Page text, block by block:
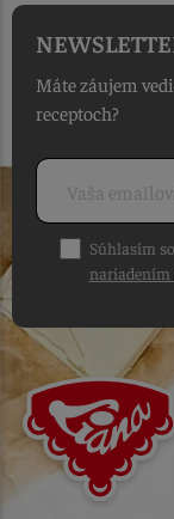
Máte záujem
receptoch?
Súhlasím
nariadením